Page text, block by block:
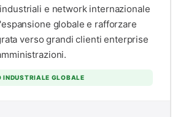
e network internazionale
globale e rafforzare
verso grandi clienti enterprise
INDUSTRIALE GLOBALE